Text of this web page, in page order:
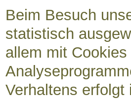
Beim Besuch
statistisch
allem mit
Verhaltens